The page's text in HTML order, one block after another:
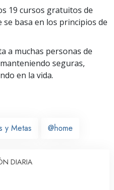
19 cursos gratuitos de
basa en los principios de
a muchas personas de
seguras,
en la vida.
y Metas @home
DIARIA